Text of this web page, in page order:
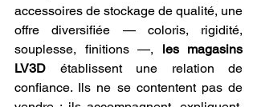
accessoires de stockage de qualité, une
offre diversifiée — coloris, rigidité,
souplesse, finitions —, les magasins
LV3D établissent une relation de
confiance. Ils ne se contentent pas de